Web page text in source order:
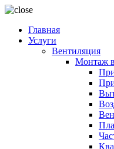
Главная
Услуги
Вентиляция
Монтаж